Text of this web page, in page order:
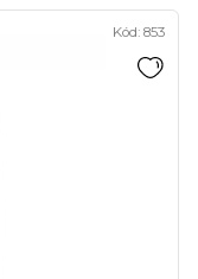
Kód: 853